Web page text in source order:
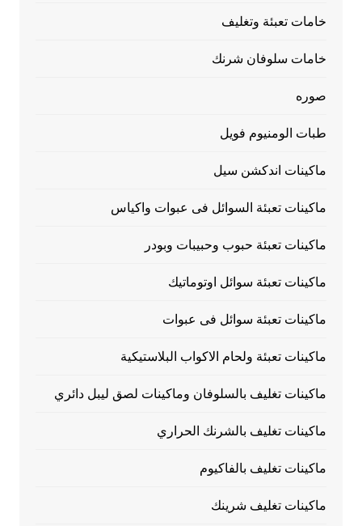
خامات تعبئة وتغليف
خامات سلوفان شرنك
صوره
طبات الومنيوم فويل
ماكينات اندكشن سيل
ماكينات تعبئة السوائل فى عبوات واكياس
ماكينات تعبئة حبوب وحبيبات وبودر
ماكينات تعبئة سوائل اوتوماتيك
ماكينات تعبئة سوائل فى عبوات
ماكينات تعبئة ولحام الاكواب البلاستيكية
ماكينات تغليف بالسلوفان وماكينات لصق ليبل دائري
ماكينات تغليف بالشرنك الحراري
ماكينات تغليف بالفاكيوم
ماكينات تغليف شرينك